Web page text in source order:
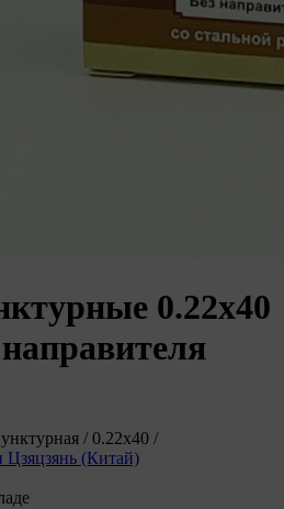
0.22х40
/ 0.22х40 /
Цзяцзянь (Китай)